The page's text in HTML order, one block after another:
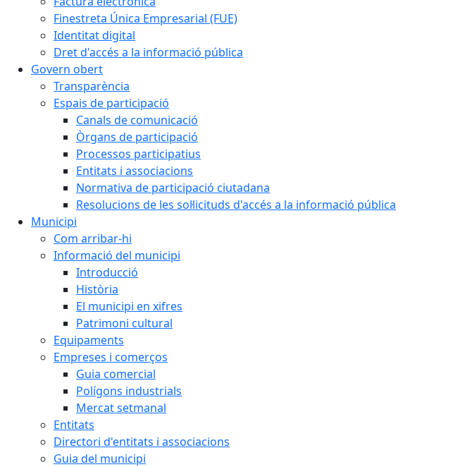
Finestreta Única Empresarial (FUE)
Identitat digital
Dret d'accés a la informació pública
Govern obert
Transparència
Espais de participació
Canals de comunicació
Òrgans de participació
Processos participatius
Entitats i associacions
Normativa de participació ciutadana
Resolucions de les sol·licituds d'accés a la informació pública
Municipi
Com arribar-hi
Informació del municipi
Introducció
Història
El municipi en xifres
Patrimoni cultural
Equipaments
Empreses i comerços
Guia comercial
Polígons industrials
Mercat setmanal
Entitats
Directori d'entitats i associacions
Guia del municipi